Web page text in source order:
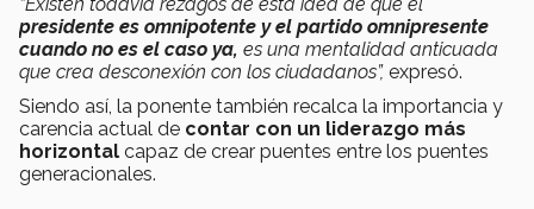
presidente es omnipotente y el partido omnipresente
cuando no es el caso ya, es una mentalidad anticuada
que crea desconexión con los ciudadanos”, expresó.
Siendo así, la ponente también recalca la importancia y
carencia actual de contar con un liderazgo más
horizontal capaz de crear puentes entre los puentes
generacionales.